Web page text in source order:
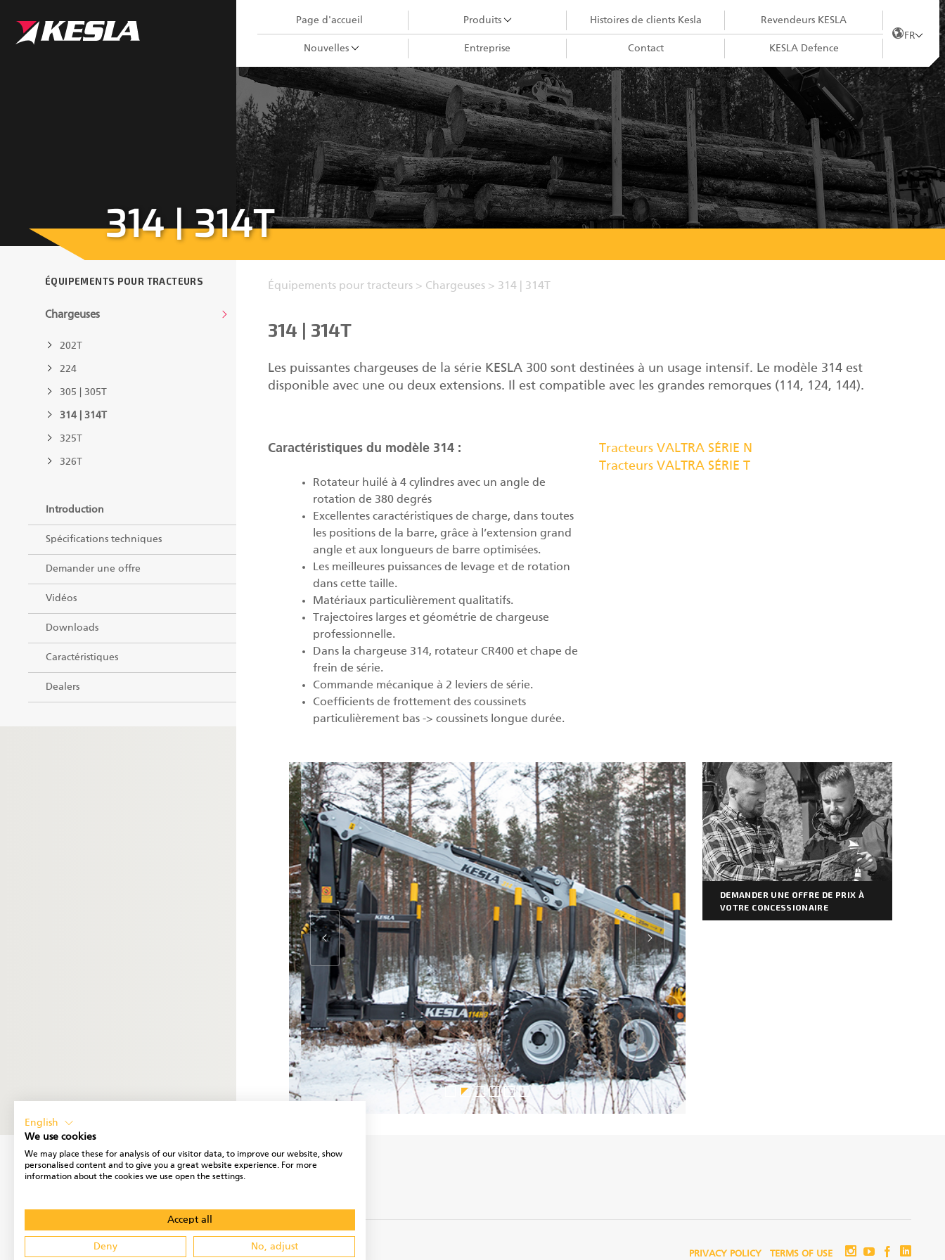
Page d'accueil Produits
Grues City
Grappins III
Têtes d'abatteuses
GRUES FORESTIÈRES
Grappins II
Remorques
Processeur à alimentation pulsée
Histoires de clients Kesla Revendeurs KESLA
Nouvelles Entreprise Contact KESLA Defence
FR
314 | 314T
ÉQUIPEMENTS POUR TRACTEURS
Chargeuses
202T
224
305 | 305T
314 | 314T
325T
326T
Introduction
Spécifications techniques
Demander une offre
Vidéos
Downloads
Caractéristiques
Dealers
Équipements pour tracteurs > Chargeuses > 314 | 314T
314 | 314T
Les puissantes chargeuses de la série KESLA 300 sont destinées à un usage intensif. Le modèle 314 est
disponible avec une ou deux extensions. Il est compatible avec les grandes remorques (114, 124, 144).
Caractéristiques du modèle 314 :
Rotateur huilé à 4 cylindres avec un angle de
rotation de 380 degrés
Excellentes caractéristiques de charge, dans toutes
les positions de la barre, grâce à l’extension grand
angle et aux longueurs de barre optimisées.
Les meilleures puissances de levage et de rotation
dans cette taille.
Matériaux particulièrement qualitatifs.
Trajectoires larges et géométrie de chargeuse
professionnelle.
Dans la chargeuse 314, rotateur CR400 et chape de
frein de série.
Commande mécanique à 2 leviers de série.
Coefficients de frottement des coussinets
particulièrement bas -> coussinets longue durée.
Tracteurs VALTRA SÉRIE N
Tracteurs VALTRA SÉRIE T
DEMANDER UNE OFFRE DE PRIX À
VOTRE CONCESSIONAIRE
PRIVACY POLICY TERMS OF USE
English
We use cookies
We may place these for analysis of our visitor data, to improve our website, show
personalised content and to give you a great website experience. For more
information about the cookies we use open the settings.
Accept all
Deny No, adjust